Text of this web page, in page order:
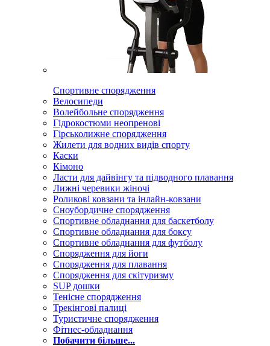
Спортивне спорядження
Велосипеди
Волейбольне спорядження
Гідрокостюми неопренові
Гірськолижне спорядження
Жилети для водних видів спорту
Каски
Кімоно
Ласти для дайвінгу та підводного плавання
Лижні черевики жіночі
Роликові ковзани та інлайн-ковзани
Сноубордичне спорядження
Спортивне обладнання для баскетболу
Спортивне обладнання для боксу
Спортивне обладнання для футболу
Спорядження для йоги
Спорядження для плавання
Спорядження для скітуризму
SUP дошки
Тенісне спорядження
Трекінгові палиці
Туристичне спорядження
Фітнес-обладнання
Побачити більше...